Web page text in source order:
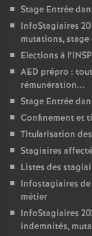
Stage Entrée
InfoStagiaires
mutations, stage
Elections à l’
AED prépro :
rémunération...
Stage Entrée
Confinement et
Titularisation
Stagiaires
Listes des
Infostagiaires de
métier
InfoStagiaires
indemnités,